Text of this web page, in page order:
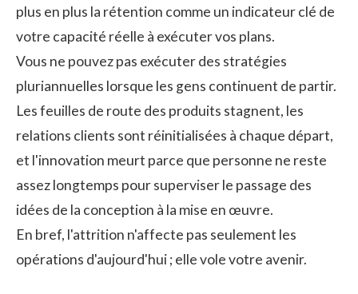
plus en plus la rétention comme un indicateur clé de
votre capacité réelle à exécuter vos plans.
Vous ne pouvez pas exécuter des stratégies
pluriannuelles lorsque les gens continuent de partir.
Les feuilles de route des produits stagnent, les
relations clients sont réinitialisées à chaque départ,
et l'innovation meurt parce que personne ne reste
assez longtemps pour superviser le passage des
idées de la conception à la mise en œuvre.
En bref, l'attrition n'affecte pas seulement les
opérations d'aujourd'hui ; elle vole votre avenir.